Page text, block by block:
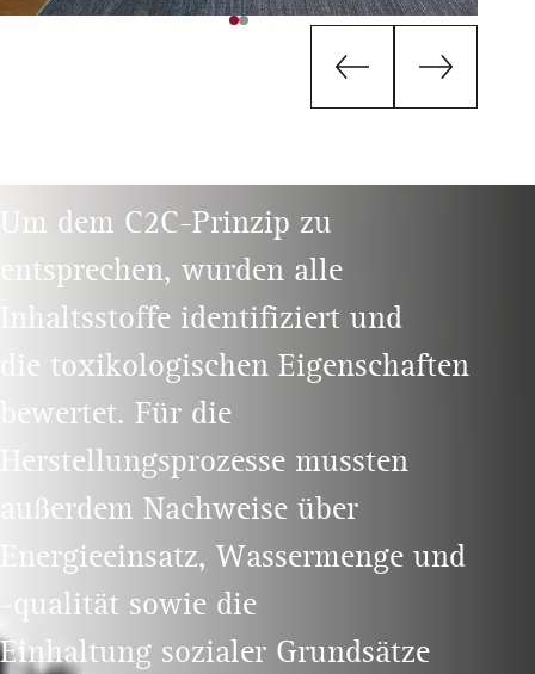
Um dem C2C-Prinzip zu
entsprechen, wurden alle
Inhaltsstoffe identifiziert und
die toxikologischen Eigenschaften
bewertet. Für die
Herstellungsprozesse mussten
außerdem Nachweise über
Energieeinsatz, Wassermenge und
-qualität sowie die
Einhaltung sozialer Grundsätze